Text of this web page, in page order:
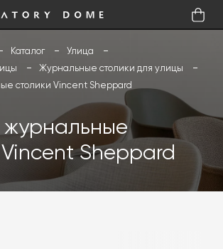
Каталог
Улица
Журнальные столики для улицы
столики Vincent Sheppard
журнальные
Sheppard